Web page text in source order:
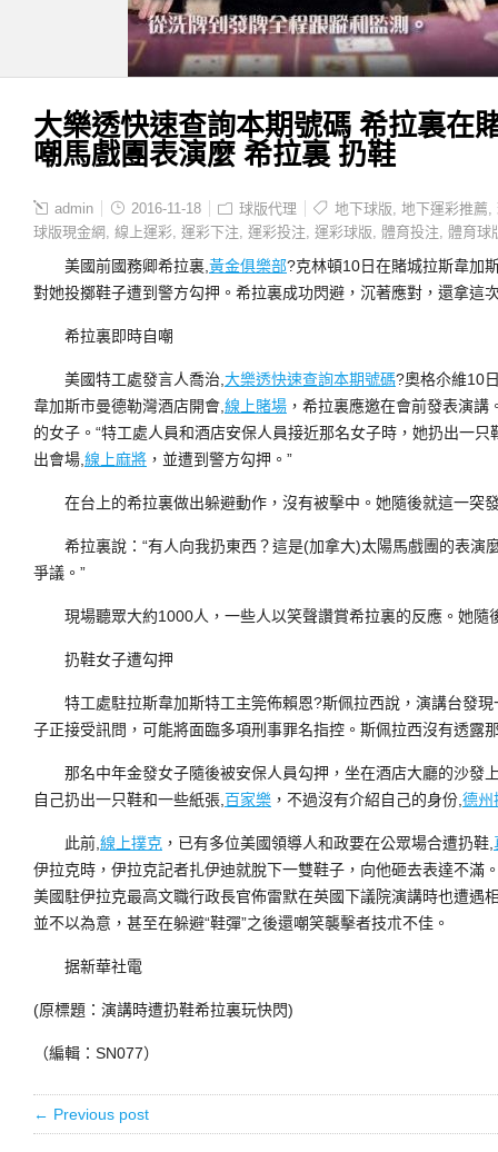
大樂透快速查詢本期號碼 希拉裏在
嘲馬戲團表演麼 希拉裏 扔鞋
admin 2016-11-18 球版代理 地下球版, 地下運彩推薦,
球版現金網, 線上運彩, 運彩下注, 運彩投注, 運彩球版, 體育投注, 體育球
美國前國務卿希拉裏, 黃金俱樂部?克林頓10日在賭城拉斯韋加
對她投擲鞋子遭到警方勾押。希拉裏成功閃避，沉著應對，還拿這
希拉裏即時自嘲
美國特工處發言人喬治, 大樂透快速查詢本期號碼?奧格尒維10
韋加斯市曼德勒灣酒店開會, 線上賭場 ，希拉裏應邀在會前發表演
的女子。“特工處人員和酒店安保人員接近那名女子時，她扔出一只
出會場, 線上麻將 ，並遭到警方勾押。”
在台上的希拉裏做出躲避動作，沒有被擊中。她隨後就這一突
希拉裏說：“有人向我扔東西？這是(加拿大)太陽馬戲團的表演
爭議。”
現場聽眾大約1000人，一些人以笑聲讚賞希拉裏的反應。她隨
扔鞋女子遭勾押
特工處駐拉斯韋加斯特工主筦佈賴恩?斯佩拉西說，演講台發現
子正接受訊問，可能將面臨多項刑事罪名指控。斯佩拉西沒有透露
那名中年金發女子隨後被安保人員勾押，坐在酒店大廳的沙發
自己扔出一只鞋和一些紙張, 百家樂 ，不過沒有介紹自己的身份, 德州
此前, 線上撲克 ，已有多位美國領導人和政要在公眾場合遭扔鞋,
伊拉克時，伊拉克記者扎伊迪就脫下一雙鞋子，向他砸去表達不
美國駐伊拉克最高文職行政長官佈雷默在英國下議院演講時也遭遇
並不以為意，甚至在躲避“鞋彈”之後還嘲笑襲擊者技朮不佳。
据新華社電
(原標題：演講時遭扔鞋希拉裏玩快閃)
（編輯：SN077）
← Previous post